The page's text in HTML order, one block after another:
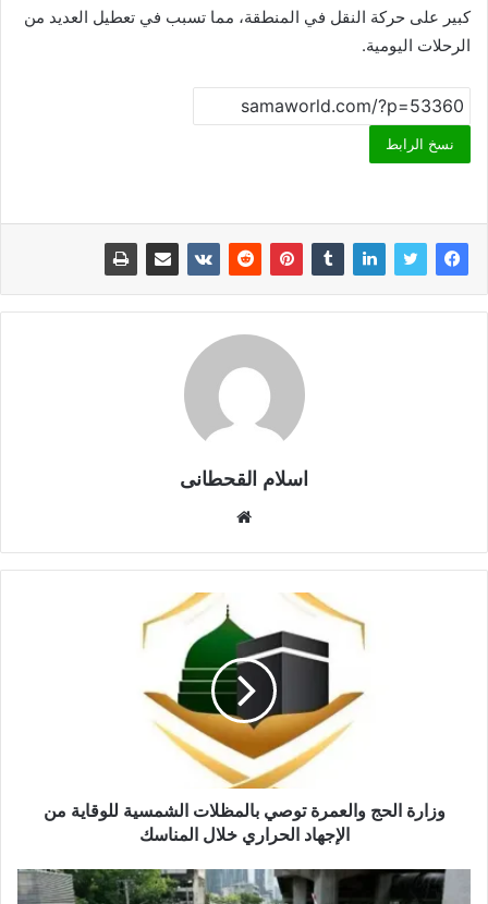
كبير على حركة النقل في المنطقة، مما تسبب في تعطيل العديد من
الرحلات اليومية.
نسخ الرابط
اسلام القحطانى
ق
ا
ل
و
ي
ب
وزارة الحج والعمرة توصي بالمظلات الشمسية للوقاية من
الإجهاد الحراري خلال المناسك